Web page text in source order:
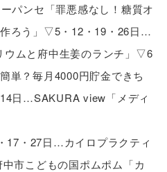
パンセ「罪悪感なし！糖質オ
ろう」▽5・12・19・26日…
ウムと府中生姜のランチ」▽6
単？毎月4000円貯金できち
日…SAKURA view「メディ
17・27日…カイロプラクティ
市こどもの国ポムポム「カ